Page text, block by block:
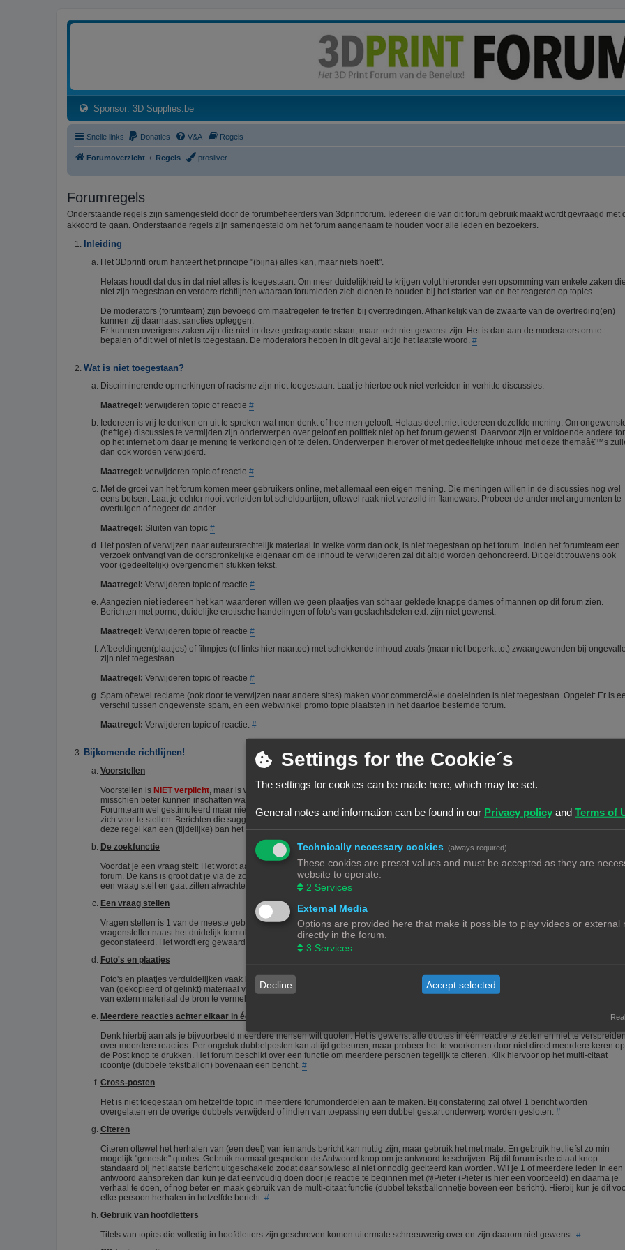
Sponsor: 3D Supplies.be(Opens a new tab)
Snelle links Donaties V&A Regels
Forumoverzicht Regels prosilver
Forumregels
Onderstaande regels zijn samengesteld door de forumbeheerders van 3dprintforum. Iedereen die van dit forum gebruik maakt wordt gevraagd met
akkoord te gaan. Onderstaande regels zijn samengesteld om het forum aangenaam te houden voor alle leden en bezoekers.
Inleiding
Het 3DprintForum hanteert het principe "(bijna) alles kan, maar niets hoeft".
Helaas houdt dat dus in dat niet alles is toegestaan. Om meer duidelijkheid te krijgen volgt hieronder een opsomming van enkele zaken die
niet zijn toegestaan en verdere richtlijnen waaraan forumleden zich dienen te houden bij het starten van en het reageren op topics.
De moderators (forumteam) zijn bevoegd om maatregelen te treffen bij overtredingen. Afhankelijk van de zwaarte van de overtreding(en)
kunnen zij daarnaast sancties opleggen.
Er kunnen overigens zaken zijn die niet in deze gedragscode staan, maar toch niet gewenst zijn. Het is dan aan de moderators om te
bepalen of dit wel of niet is toegestaan. De moderators hebben in dit geval altijd het laatste woord. #
Wat is niet toegestaan?
Discriminerende opmerkingen of racisme zijn niet toegestaan. Laat je hiertoe ook niet verleiden in verhitte discussies.
Maatregel: verwijderen topic of reactie #
Iedereen is vrij te denken en uit te spreken wat men denkt of hoe men gelooft. Helaas deelt niet iedereen dezelfde mening. Om
(heftige) discussies te vermijden zijn onderwerpen over geloof en politiek niet op het forum gewenst. Daarvoor zijn er voldoende andere
op het internet om daar je mening te verkondigen of te delen. Onderwerpen hierover of met gedeeltelijke inhoud met deze themaâ€™s
dan ook worden verwijderd.
Maatregel: verwijderen topic of reactie #
Met de groei van het forum komen meer gebruikers online, met allemaal een eigen mening. Die meningen willen in de discussies nog wel
eens botsen. Laat je echter nooit verleiden tot scheldpartijen, oftewel raak niet verzeild in flamewars. Probeer de ander met argumenten te
overtuigen of negeer de ander.
Maatregel: Sluiten van topic #
Het posten of verwijzen naar auteursrechtelijk materiaal in welke vorm dan ook, is niet toegestaan op het forum. Indien het forumteam een
verzoek ontvangt van de oorspronkelijke eigenaar om de inhoud te verwijderen zal dit altijd worden gehonoreerd. Dit geldt trouwens ook
voor (gedeeltelijk) overgenomen stukken tekst.
Maatregel: Verwijderen topic of reactie #
Aangezien niet iedereen het kan waarderen willen we geen plaatjes van schaar geklede knappe dames of mannen op dit forum zien.
Berichten met porno, duidelijke erotische handelingen of foto's van geslachtsdelen e.d. zijn niet gewenst.
Maatregel: Verwijderen topic of reactie #
Afbeeldingen(plaatjes) of filmpjes (of links hier naartoe) met schokkende inhoud zoals (maar niet beperkt tot) zwaargewonden bij
zijn niet toegestaan.
Maatregel: Verwijderen topic of reactie #
Spam oftewel reclame (ook door te verwijzen naar andere sites) maken voor commerciÃ«le doeleinden is niet toegestaan. Opgelet: Er is
verschil tussen ongewenste spam, en een webwinkel promo topic plaatsten in het daartoe bestemde forum.
Maatregel: Verwijderen topic of reactie. #
Bijkomende richtlijnen!
Voorstellen
Voorstellen is NIET verplicht , maar is wel zo netjes. Het voordeel van een beetje over jezelf en je hobby te vertellen is dat mede-forumleden
misschien beter kunnen inschatten wat je kennisniveau is en je dus sneller en beter kunnen helpen. Het voorstellen wordt dus vanuit het
Forumteam wel gestimuleerd maar niet verplicht. Echter, het is niet toegestaan om nieuwe leden door opmerkingen of hints aan te manen
zich voor te stellen. Berichten die suggereren dat iemand zich "moet" voorstellen worden steevast verwijderd. Bij herhaald overtreden van
deze regel kan een (tijdelijke) ban het gevolg zijn.#
De zoekfunctie
Voordat je een vraag stelt: Het wordt aangeraden om het forum te raadplegen via de zoekfunctie. Veel vragen zijn al vaker gesteld op dit
forum. De kans is groot dat je via de zoekfunctie een antwoord vindt. Het laat ook zien dat je zelf ook actie onderneemt en niet alleen maar
een vraag stelt en gaat zitten afwachten wie je het correcte antwoord geeft.
Een vraag stellen
Vragen stellen is 1 van de meeste gebruikte acties op een forum. Echter is het bij een hobby als 3Dprinten ook van belang dat de
vragensteller naast het duidelijk formuleren van zijn/haar vraag, ook aangeeft wat hij/zij zelf al heeft gedaan, heeft opgezocht of heeft
geconstateerd. Het wordt erg gewaardeerd als je zelf meedenkt.
Foto's en plaatjes
Foto's en plaatjes verduidelijken vaak het onderwerp. Eigen materiaal zal nooit een probleem zijn. Wees echter voorzichtig met het gebruik
van (gekopieerd of gelinkt) materiaal van het internet. Daar kan vaak een copyright op rusten. In alle gevallen is het verstandig om bij
van extern materiaal de bron te vermelden.
Meerdere reacties achter elkaar in één topic
Denk hierbij aan als je bijvoorbeeld meerdere mensen wilt quoten. Het is gewenst alle quotes in één reactie te zetten en niet te
over meerdere reacties. Per ongeluk dubbelposten kan altijd gebeuren, maar probeer het te voorkomen door niet direct meerdere keren op
de Post knop te drukken. Het forum beschikt over een functie om meerdere personen tegelijk te citeren. Klik hiervoor op het multi-citaat
icoontje (dubbele tekstballon) bovenaan een bericht. #
Cross-posten
Het is niet toegestaan om hetzelfde topic in meerdere forumonderdelen aan te maken. Bij constatering zal ofwel 1 bericht worden
overgelaten en de overige dubbels verwijderd of indien van toepassing een dubbel gestart onderwerp worden gesloten. #
Citeren
Citeren oftewel het herhalen van (een deel) van iemands bericht kan nuttig zijn, maar gebruik het met mate. En gebruik het liefst zo min
mogelijk "geneste" quotes. Gebruik normaal gesproken de Antwoord knop om je antwoord te schrijven. Bij dit forum is de citaat knop
standaard bij het laatste bericht uitgeschakeld zodat daar sowieso al niet onnodig geciteerd kan worden. Wil je 1 of meerdere leden in een
antwoord aanspreken dan kun je dat eenvoudig doen door je reactie te beginnen met @Pieter (Pieter is hier een voorbeeld) en daarna je
verhaal te doen, of nog beter en maak gebruik van de multi-citaat functie (dubbel tekstballonnetje boveen een bericht). Hierbij kun je dit
elke persoon herhalen in hetzelfde bericht. #
Gebruik van hoofdletters
Titels van topics die volledig in hoofdletters zijn geschreven komen uitermate schreeuwerig over en zijn daarom niet gewenst. #
Settings for the Cookie´s
The settings for cookies can be made here, which may be set.
General notes and information can be found in our Privacy policy and Terms of
Technically necessary cookies (always required)
These cookies are preset values and must be accepted as they are
website to operate.
2 Services
External Media
Options are provided here that make it possible to play videos or external
directly in the forum.
3 Services
Decline Accept selected